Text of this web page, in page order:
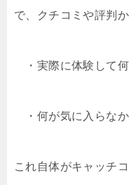
で、クチコミや評判
・実際に体験して何
・何が気に入らなか
これ自体がキャッチ